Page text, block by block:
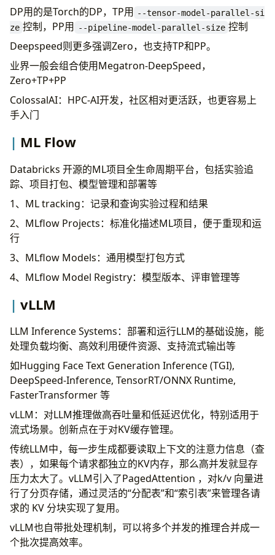
DP用的是Torch的DP，TP用 --tensor-model-parallel-si
ze 控制，PP用 --pipeline-model-parallel-size 控制
Deepspeed则更多强调Zero，也支持TP和PP。
业界一般会组合使用Megatron-DeepSpeed，
Zero+TP+PP
ColossalAI：HPC-AI开发，社区相对更活跃，也更容易上
手入门
ML Flow
Databricks 开源的ML项目全生命周期平台，包括实验追
踪、项目打包、模型管理和部署等
1、ML tracking：记录和查询实验过程和结果
2、MLflow Projects：标准化描述ML项目，便于重现和运
行
3、MLflow Models：通用模型打包方式
4、MLflow Model Registry：模型版本、评审管理等
vLLM
LLM Inference Systems：部署和运行LLM的基础设施，能
处理负载均衡、高效利用硬件资源、支持流式输出等
如Hugging Face Text Generation Inference (TGI),
DeepSpeed-Inference, TensorRT/ONNX Runtime,
FasterTransformer 等
vLLM：对LLM推理做高吞吐量和低延迟优化，特别适用于
流式场景。创新点在于对KV缓存管理。
传统LLM中，每一步生成都要读取上下文的注意力信息（查
表），如果每个请求都独立的KV内存，那么高并发就显存
压力太大了。vLLM引入了PagedAttention ，对k/v 向量进
行了分页存储，通过灵活的“分配表”和“索引表”来管理各请
求的 KV 分块实现了复用。
vLLM也自带批处理机制，可以将多个并发的推理合并成一
个批次提高效率。